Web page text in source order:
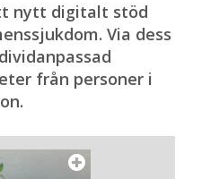
nytt digitalt stöd
Via dess
från personer i